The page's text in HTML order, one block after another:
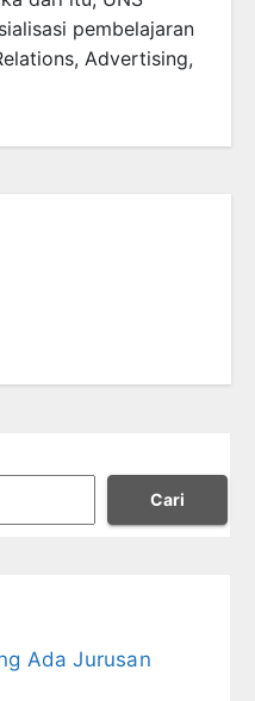
pembelajaran
Advertising,
Cari
Ada Jurusan